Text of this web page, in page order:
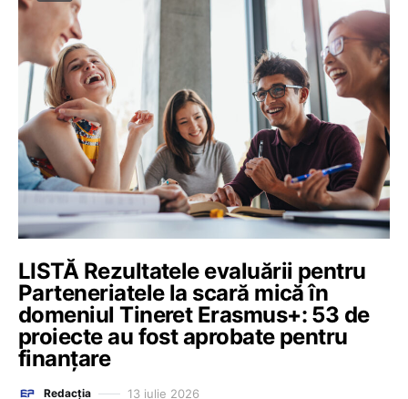
LISTĂ Rezultatele evaluării pentru
Parteneriatele la scară mică în
domeniul Tineret Erasmus+: 53 de
proiecte au fost aprobate pentru
finanțare
Redacția 13 iulie 2026